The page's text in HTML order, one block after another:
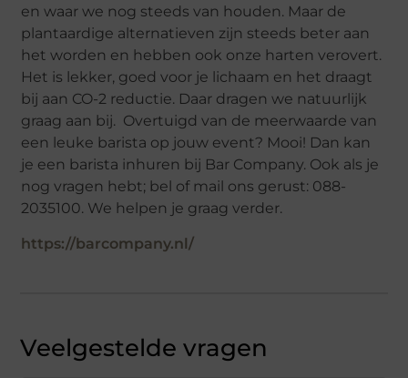
en waar we nog steeds van houden. Maar de
plantaardige alternatieven zijn steeds beter aan
het worden en hebben ook onze harten verovert.
Het is lekker, goed voor je lichaam en het draagt
bij aan CO-2 reductie. Daar dragen we natuurlijk
graag aan bij. Overtuigd van de meerwaarde van
een leuke barista op jouw event? Mooi! Dan kan
je een barista inhuren bij Bar Company. Ook als je
nog vragen hebt; bel of mail ons gerust: 088-
2035100. We helpen je graag verder.
https://barcompany.nl/
Veelgestelde vragen